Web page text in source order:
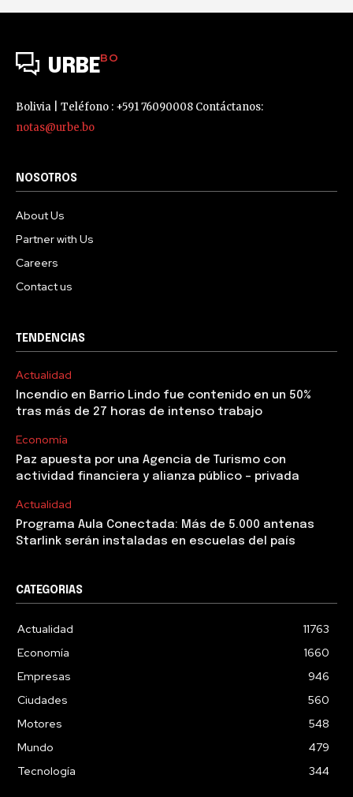
URBEBO
Bolivia | Teléfono : +591 76090008 Contáctanos:
notas@urbe.bo
NOSOTROS
About Us
Partner with Us
Careers
Contact us
TENDENCIAS
Actualidad
Incendio en Barrio Lindo fue contenido en un 50%
tras más de 27 horas de intenso trabajo
Economía
Paz apuesta por una Agencia de Turismo con
actividad financiera y alianza público – privada
Actualidad
Programa Aula Conectada: Más de 5.000 antenas
Starlink serán instaladas en escuelas del país
CATEGORIAS
Actualidad
11763
Economía
1660
Empresas
946
Ciudades
560
Motores
548
Mundo
479
Tecnología
344